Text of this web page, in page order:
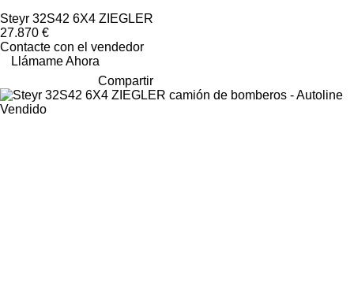
Steyr 32S42 6X4 ZIEGLER
27.870 €
Contacte con el vendedor
Llámame Ahora
Compartir
Vendido